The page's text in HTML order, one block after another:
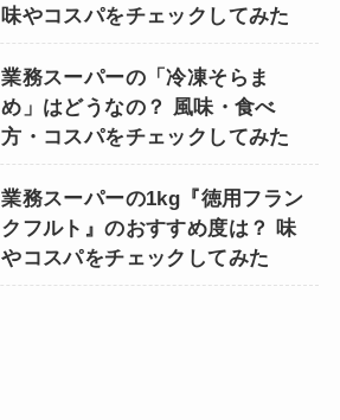
味やコスパをチェックしてみた
業務スーパーの「冷凍そらま
め」はどうなの？ 風味・食べ
方・コスパをチェックしてみた
業務スーパーの1kg『徳用フラン
クフルト』のおすすめ度は？ 味
やコスパをチェックしてみた